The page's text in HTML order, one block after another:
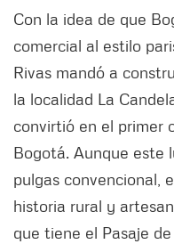
Con la idea de que
comercial al estilo
Rivas mandó a
la localidad La
convirtió en el primer
Bogotá. Aunque este
pulgas convencional,
historia rural y
que tiene el Pasaje